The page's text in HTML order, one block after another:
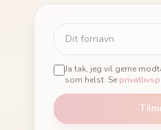
Ja tak, jeg vil gerne
som helst. Se